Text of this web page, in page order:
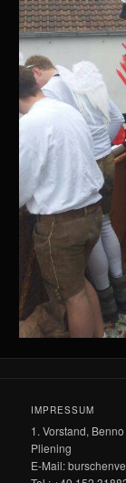
IMPRESSUM
1. Vorstand,
Pliening
E-Mail: